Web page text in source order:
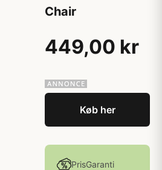
Chair
449,00 kr
Køb her
PrisGaranti